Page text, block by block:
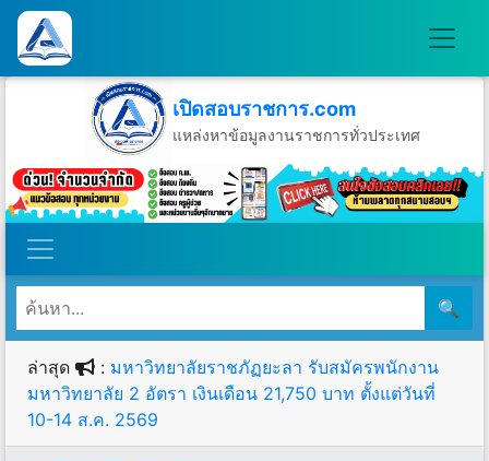
เปิดสอบราชการ.com
แหล่งหาข้อมูลงานราชการทั่วประเทศ
วันพฤหัสบดีที่ 6 เดือนสิงหาคม พ.ศ.2569
🔍
ล่าสุด : มหาวิทยาลัยราชภัฏยะลา รับสมัครพนักงาน
มหาวิทยาลัย 2 อัตรา เงินเดือน 21,750 บาท ตั้งแต่วันที่
10-14 ส.ค. 2569